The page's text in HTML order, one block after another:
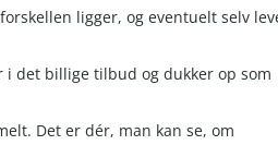
ligger, og eventuelt selv
det billige tilbud og dukker op som
Det er dér, man kan se, om